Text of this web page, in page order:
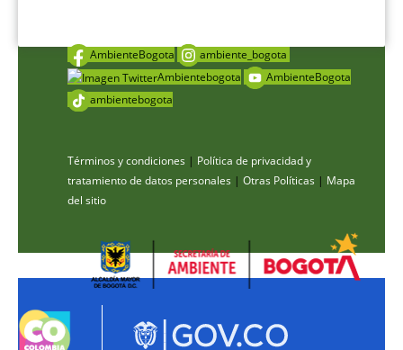
AmbienteBogota
ambiente_bogota
Ambientebogota
AmbienteBogota
ambientebogota
Términos y condiciones | Política de privacidad y
tratamiento de datos personales | Otras Políticas | Mapa
del sitio